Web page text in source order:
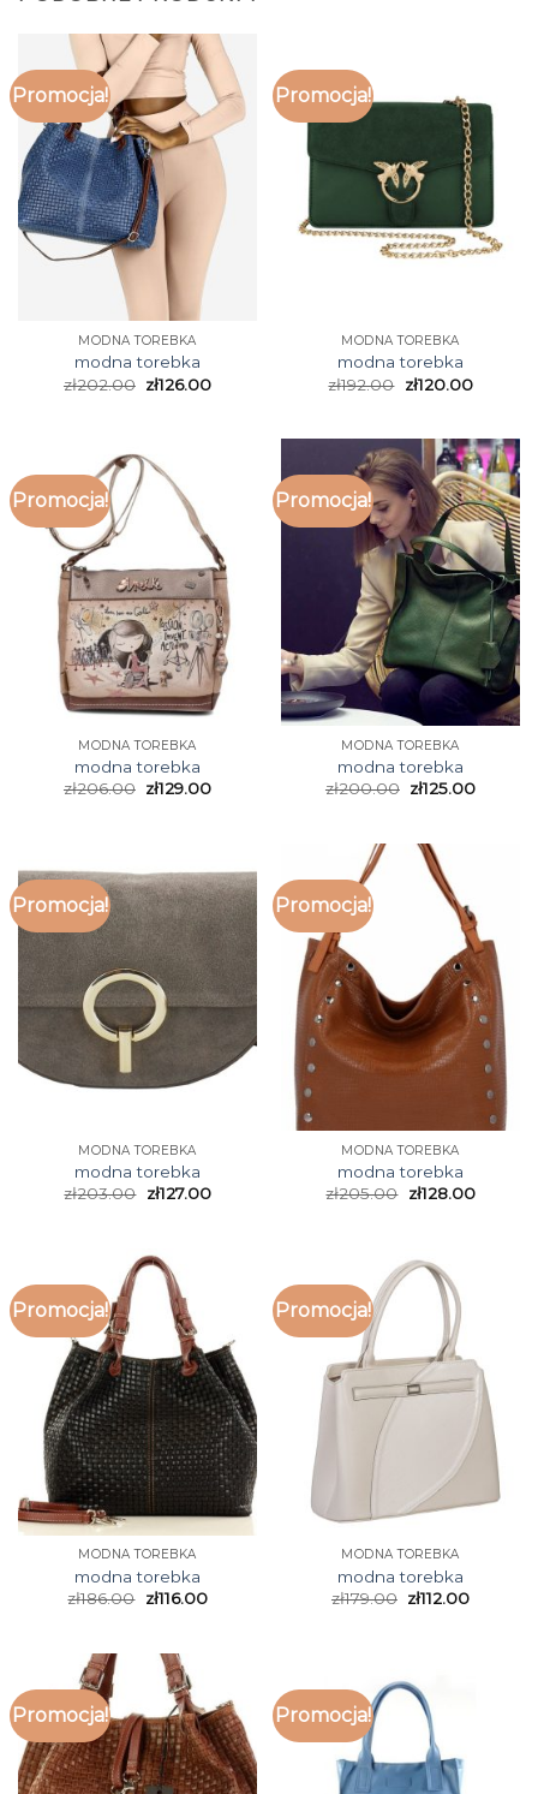
Promocja!
MODNA TOREBKA
modna torebka
zł202.00 zł126.00
Promocja!
MODNA TOREBKA
modna torebka
zł192.00 zł120.00
Promocja!
MODNA TOREBKA
modna torebka
zł206.00 zł129.00
Promocja!
MODNA TOREBKA
modna torebka
zł200.00 zł125.00
Promocja!
MODNA TOREBKA
modna torebka
zł203.00 zł127.00
Promocja!
MODNA TOREBKA
modna torebka
zł205.00 zł128.00
Promocja!
MODNA TOREBKA
modna torebka
zł186.00 zł116.00
Promocja!
MODNA TOREBKA
modna torebka
zł179.00 zł112.00
Promocja! Promocja!